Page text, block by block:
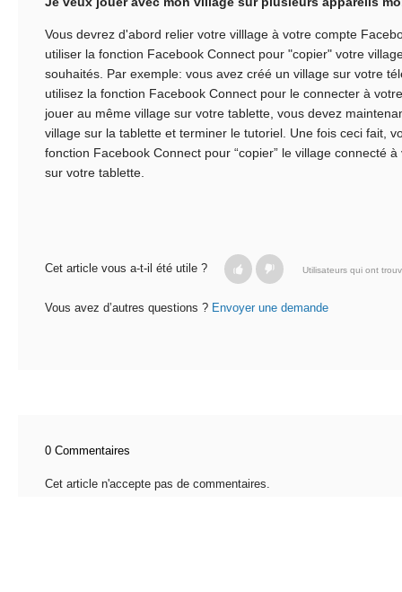
Vous devrez d'abord relier votre villlage à votre compte
utiliser la fonction Facebook Connect pour "copier" votre
souhaités. Par exemple: vous avez créé un village sur votre
utilisez la fonction Facebook Connect pour le connecter à
jouer au même village sur votre tablette, vous devez
village sur la tablette et terminer le tutoriel. Une fois ceci fait,
fonction Facebook Connect pour “copier” le village connecté
sur votre tablette.
Cet article vous a-t-il été utile ? Utilisateurs qui ont
Vous avez d’autres questions ? Envoyer une demande
0 Commentaires
Cet article n'accepte pas de commentaires.